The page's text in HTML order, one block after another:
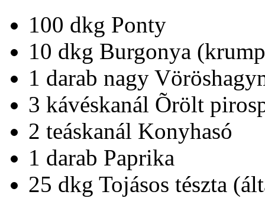
100 dkg Ponty
10 dkg Burgonya
1 darab nagy
3 kávéskanál Õrölt
2 teáskanál Konyhasó
1 darab Paprika
25 dkg Tojásos tészta